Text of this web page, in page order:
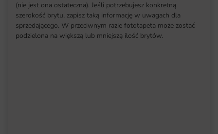
(nie jest ona ostateczna). Jeśli potrzebujesz konkretną
szerokość brytu, zapisz taką informację w uwagach dla
sprzedającego. W przeciwnym razie fototapeta może zostać
podzielona na większą lub mniejszą ilość brytów.